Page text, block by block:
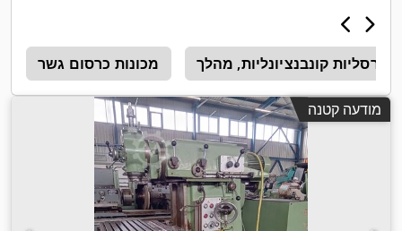
מכונות כרסום גשר
מודעה קטנה